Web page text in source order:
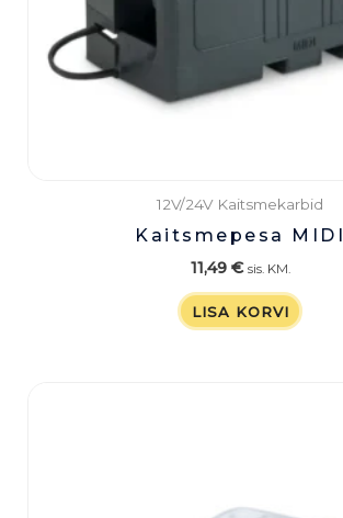
12V/24V Kaitsmekarbid
Kaitsmepesa MIDI
11,49 € sis. KM.
LISA KORVI